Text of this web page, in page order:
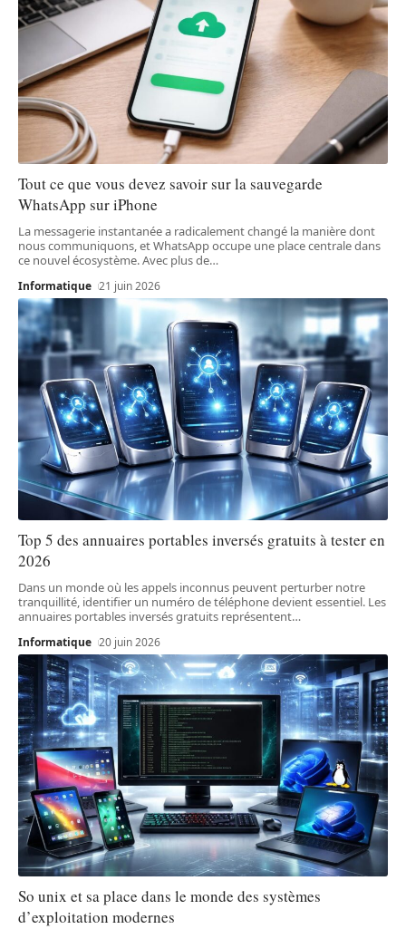
Tout ce que vous devez savoir sur la sauvegarde
WhatsApp sur iPhone
La messagerie instantanée a radicalement changé la manière dont
nous communiquons, et WhatsApp occupe une place centrale dans
ce nouvel écosystème. Avec plus de…
Informatique 21 juin 2026
Top 5 des annuaires portables inversés gratuits à tester en
2026
Dans un monde où les appels inconnus peuvent perturber notre
tranquillité, identifier un numéro de téléphone devient essentiel. Les
annuaires portables inversés gratuits représentent…
Informatique 20 juin 2026
So unix et sa place dans le monde des systèmes
d’exploitation modernes